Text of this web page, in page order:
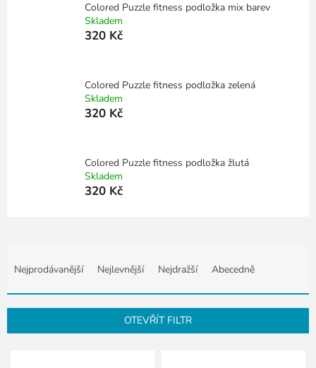
Colored Puzzle fitness podložka mix barev
Skladem
320 Kč
Colored Puzzle fitness podložka zelená
Skladem
320 Kč
Colored Puzzle fitness podložka žlutá
Skladem
320 Kč
e
n
í
Nejprodávanější Nejlevnější Nejdražší Abecedně
OTEVŘÍT FILTR